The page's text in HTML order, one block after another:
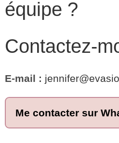
équipe ?
Contactez-
E-mail :
Me contacter sur